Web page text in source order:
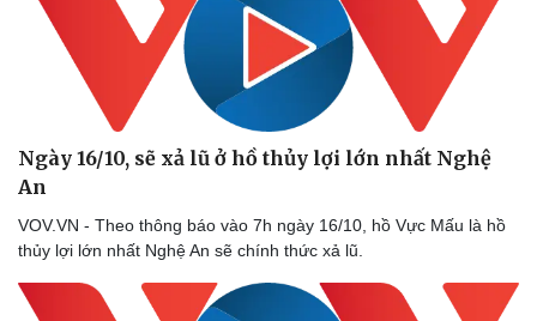
Ngày 16/10, sẽ xả lũ ở hồ thủy lợi lớn nhất Nghệ
An
VOV.VN - Theo thông báo vào 7h ngày 16/10, hồ Vực Mấu là hồ
thủy lợi lớn nhất Nghệ An sẽ chính thức xả lũ.